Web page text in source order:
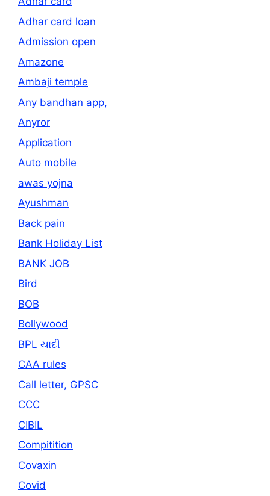
Adhar card loan
Admission open
Amazone
Ambaji temple
Any bandhan app,
Anyror
Application
Auto mobile
awas yojna
Ayushman
Back pain
Bank Holiday List
BANK JOB
Bird
BOB
Bollywood
BPL યાદી
CAA rules
Call letter, GPSC
CCC
CIBIL
Compitition
Covaxin
Covid